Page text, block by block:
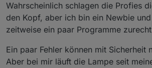
Wahrscheinlich schlagen die Profies
den Kopf, aber ich bin ein Newbie
zeitweise ein paar Programme
Ein paar Fehler können mit Sicherheit
Aber bei mir läuft die Lampe seit